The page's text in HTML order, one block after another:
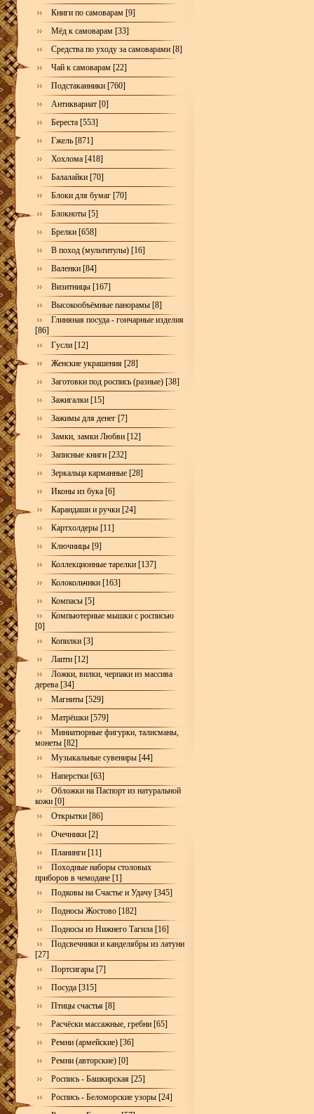
Книги по самоварам [9]
Мёд к самоварам [33]
Средства по уходу за самоварами [8]
Чай к самоварам [22]
Подстаканники [760]
Антиквариат [0]
Береста [553]
Гжель [871]
Хохлома [418]
Балалайки [70]
Блоки для бумаг [70]
Блокноты [5]
Брелки [658]
В поход (мультитулы) [16]
Валенки [84]
Визитницы [167]
Высокообъёмные панорамы [8]
Глиняная посуда - гончарные изделия
[86]
Гусли [12]
Женские украшения [28]
Заготовки под роспись (разные) [38]
Зажигалки [15]
Зажимы для денег [7]
Замки, замки Любви [12]
Записные книги [232]
Зеркальца карманные [28]
Иконы из бука [6]
Карандаши и ручки [24]
Картхолдеры [11]
Ключницы [9]
Коллекционные тарелки [137]
Колокольчики [163]
Компасы [5]
Компьютерные мышки с росписью
[0]
Копилки [3]
Лапти [12]
Ложки, вилки, черпаки из массива
дерева [34]
Магниты [529]
Матрёшки [579]
Миниатюрные фигурки, талисманы,
монеты [82]
Музыкальные сувениры [44]
Наперстки [63]
Обложки на Паспорт из натуральной
кожи [0]
Открытки [86]
Очечники [2]
Планинги [11]
Походные наборы столовых
приборов в чемодане [1]
Подковы на Счастье и Удачу [345]
Подносы Жостово [182]
Подносы из Нижнего Тагила [16]
Подсвечники и канделябры из латуни
[27]
Портсигары [7]
Посуда [315]
Птицы счастья [8]
Расчёски массажные, гребни [65]
Ремни (армейские) [36]
Ремни (авторские) [0]
Роспись - Башкирская [25]
Роспись - Беломорские узоры [24]